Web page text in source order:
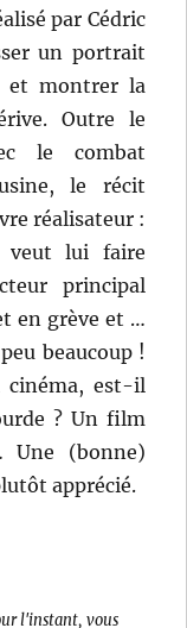
par Cédric
un portrait
et montrer la
Outre le
le combat
le récit
réalisateur :
veut lui faire
principal
en grève et …
beaucoup !
cinéma, est-il
? Un film
Une (bonne)
apprécié.
l'instant, vous